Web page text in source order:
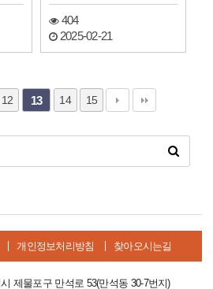
404
2025-02-21
12 13 14 15
개인정보처리방침 찾아오시는길
제물포구 만석로 53(만석동 30-7번지)